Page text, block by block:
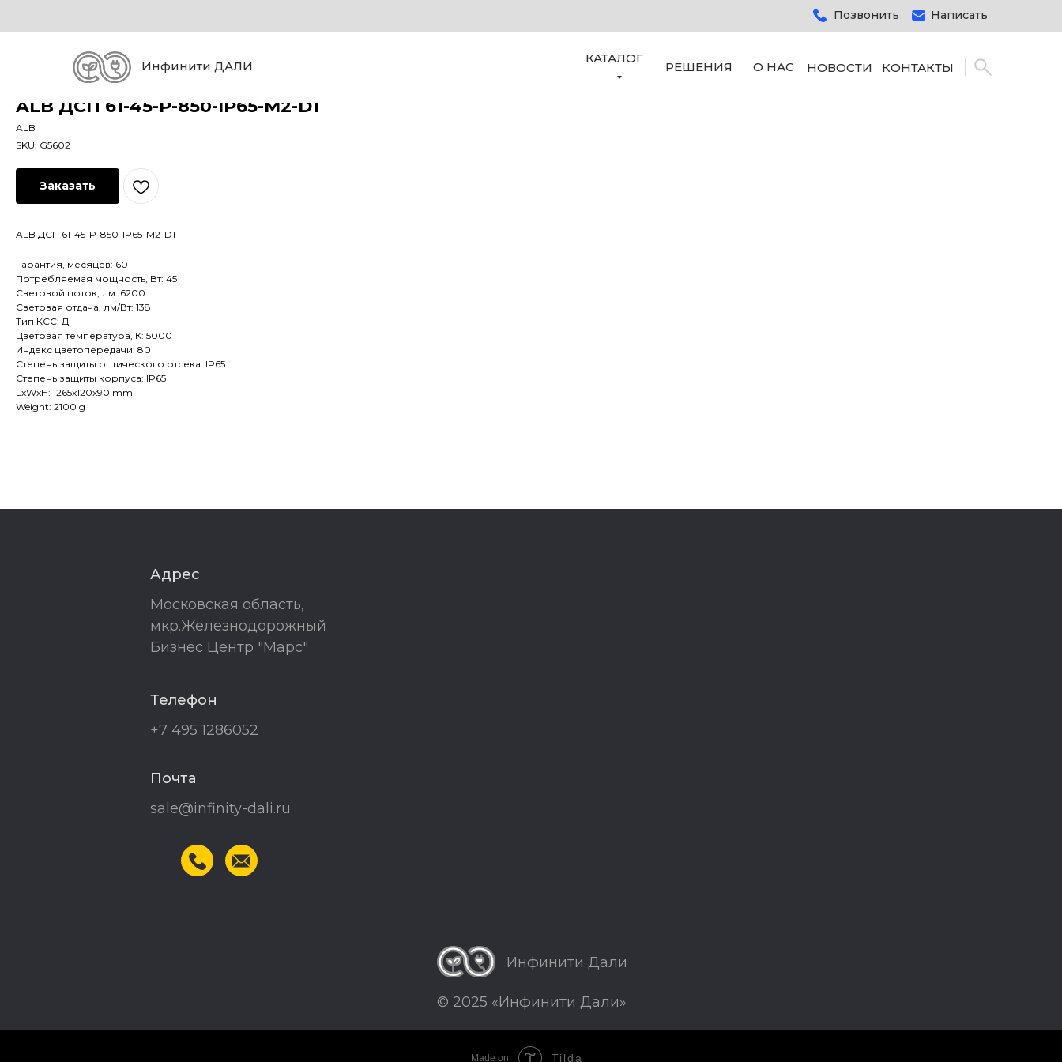
Позвонить
Инфинити ДАЛИ
Написать
КАТАЛОГ
РЕШЕНИЯ О НАС НОВОСТИ КОНТАКТЫ
ALB ДСП 61-45-P-850-IP65-M2-D1
ALB
SKU: G5602
Заказать
ALB ДСП 61-45-P-850-IP65-M2-D1
Гарантия, месяцев: 60
Потребляемая мощность, Вт: 45
Световой поток, лм: 6200
Световая отдача, лм/Вт: 138
Тип КСС: Д
Цветовая температура, К: 5000
Индекс цветопередачи: 80
Степень защиты оптического отсека: IP65
Степень защиты корпуса: IP65
LxWxH: 1265x120x90 mm
Weight: 2100 g
© 2025 «Инфинити Дали»
Адрес
Московская область,
мкр.Железнодорожный
Бизнес Центр "Марс"
Телефон
+7 495 1286052
Почта
sale@infinity-dali.ru
Инфинити Дали
Made on Tilda